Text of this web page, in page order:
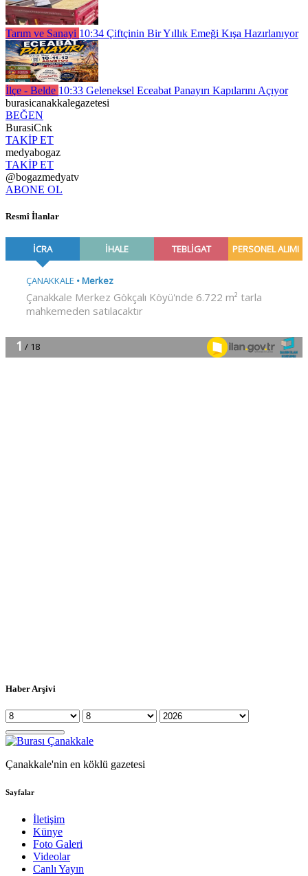
Tarım ve Sanayi 10:34 Çiftçinin Bir Yıllık Emeği Kışa Hazırlanıyor
İlçe - Belde 10:33 Geleneksel Eceabat Panayırı Kapılarını Açıyor
burasicanakkalegazetesi
BEĞEN
BurasiCnk
TAKİP ET
medyabogaz
TAKİP ET
@bogazmedyatv
ABONE OL
Resmî İlanlar
Haber Arşivi
Çanakkale'nin en köklü gazetesi
Sayfalar
İletişim
Künye
Foto Galeri
Videolar
Canlı Yayın